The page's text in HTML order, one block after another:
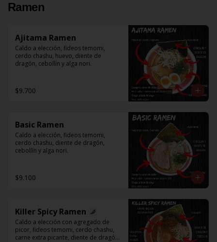
Ramen
Ajitama Ramen
Caldo a elección, fideos temomi,
cerdo chashu, huevo, diente de
dragón, cebollín y alga nori.
$9.700
Basic Ramen
Caldo a elección, fideos temomi,
cerdo chashu, diente de dragón,
cebollín y alga nori.
$9.100
Killer Spicy Ramen
Caldo a elección con agregado de
picor, fideos temomi, cerdo chashu,
carne extra picante, diente de dragón,